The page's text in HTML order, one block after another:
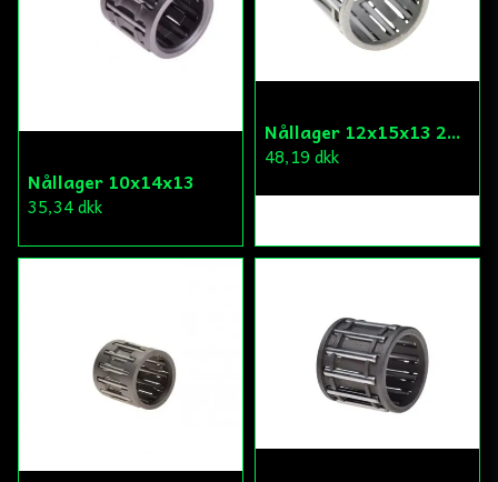
Nållager 10x14x13
35,34 dkk
Nållager 12x15x13 2T Scooter
48,19 dkk